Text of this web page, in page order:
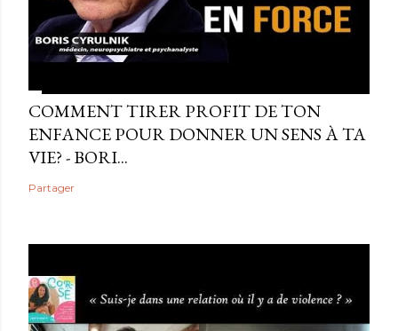
COMMENT TIRER PROFIT DE TON
ENFANCE POUR DONNER UN SENS À TA
VIE? - BORI...
Partager